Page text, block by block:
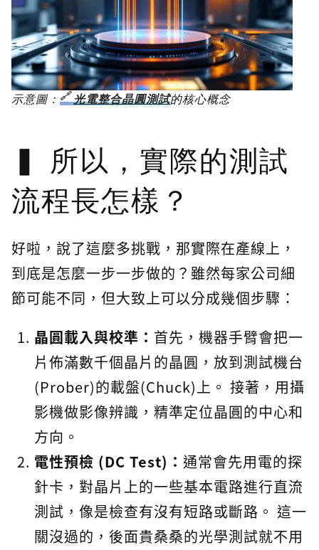
示意圖： 光電整合晶圓測試的核心概念
所以，實際的測試
流程長怎樣？
好啦，說了這麼多挑戰，那實際在產線上，
到底是怎麼一步一步做的？雖然每家公司細
節可能不同，但大致上可以分成幾個步驟：
晶圓載入與校準： 首先，機器手臂會把一
片佈滿數千個晶片的晶圓，放到測試機台
(Prober)的載盤(Chuck)上。 接著，用攝
影機做影像辨識，精準定位晶圓的中心和
方向。
電性預檢 (DC Test)： 通常會先用電的探
針卡，對晶片上的一些基本電路進行直流
測試，像是檢查有沒有短路或斷路。 這一
關沒過的，後面貴桑桑的光學測試就不用